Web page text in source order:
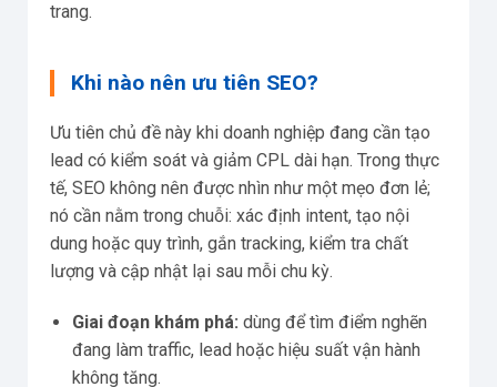
trang.
Khi nào nên ưu tiên SEO?
Ưu tiên chủ đề này khi doanh nghiệp đang cần tạo
lead có kiểm soát và giảm CPL dài hạn. Trong thực
tế, SEO không nên được nhìn như một mẹo đơn lẻ;
nó cần nằm trong chuỗi: xác định intent, tạo nội
dung hoặc quy trình, gắn tracking, kiểm tra chất
lượng và cập nhật lại sau mỗi chu kỳ.
Giai đoạn khám phá: dùng để tìm điểm nghẽn
đang làm traffic, lead hoặc hiệu suất vận hành
không tăng.